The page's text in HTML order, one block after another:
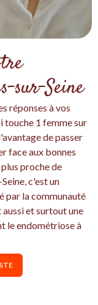
sur-Seine
réponses à vos
touche 1 femme sur
de passer
face aux bonnes
proche de
c'est un
par la communauté
et surtout une
le endométriose à